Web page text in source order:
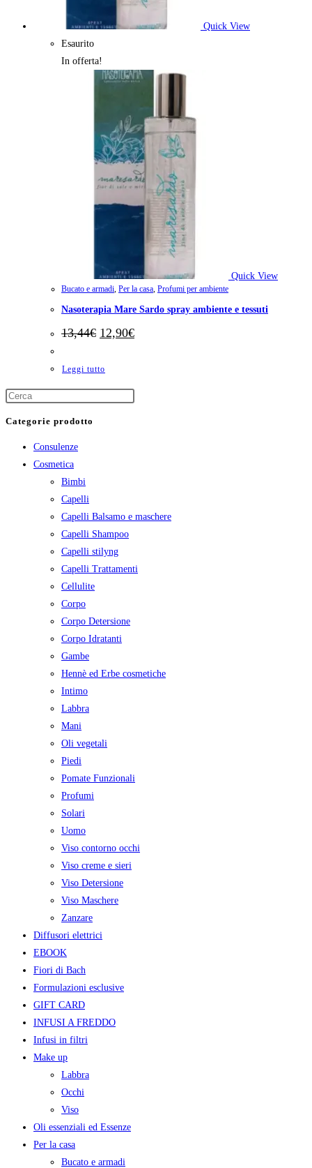
Quick View
Esaurito
In offerta!
Quick View
Bucato e armadi Per la casa Profumi per ambiente
Nasoterapia Mare Sardo spray ambiente e tessuti
13,44€ Il
prezzo
era:
12,90€Il
Leggi tutto
Categorie prodotto
Consulenze
Cosmetica
Bimbi
Capelli
Capelli Balsamo e maschere
Capelli Shampoo
Capelli stilyng
Capelli Trattamenti
Cellulite
Corpo
Corpo Detersione
Corpo Idratanti
Gambe
Hennè ed Erbe cosmetiche
Intimo
Labbra
Mani
Oli vegetali
Piedi
Pomate Funzionali
Profumi
Solari
Uomo
Viso contorno occhi
Viso creme e sieri
Viso Detersione
Viso Maschere
Zanzare
Diffusori elettrici
EBOOK
Fiori di Bach
Formulazioni esclusive
GIFT CARD
INFUSI A FREDDO
Infusi in filtri
Make up
Labbra
Occhi
Viso
Oli essenziali ed Essenze
Per la casa
Bucato e armadi